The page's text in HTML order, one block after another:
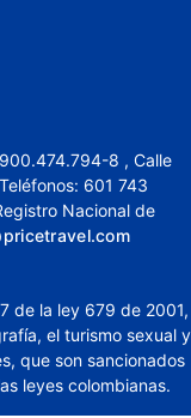
8 , Calle
601 743
Nacional de
de la ley 679 de 2001,
el turismo sexual y
que son sancionados
leyes colombianas.